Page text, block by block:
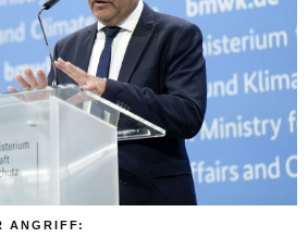
ANGRIFF: